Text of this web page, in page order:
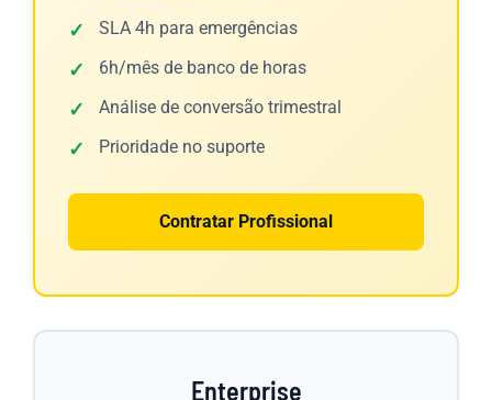
SLA 4h para emergências
6h/mês de banco de horas
Análise de conversão trimestral
Prioridade no suporte
Contratar Profissional
Enterprise